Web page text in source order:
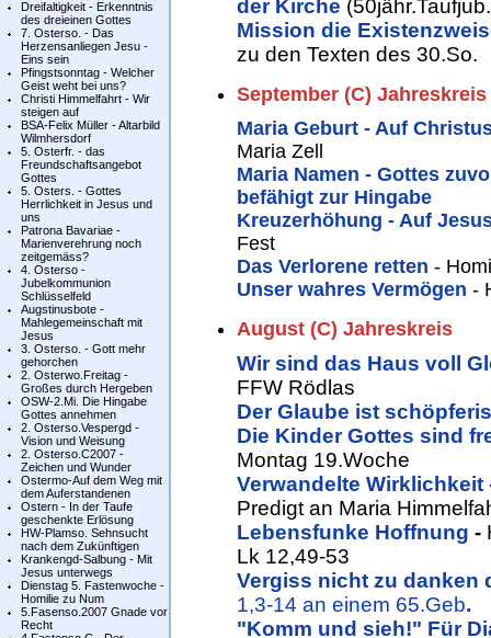
Dreifaltigkeit - Erkenntnis
des dreieinen Gottes
7. Osterso. - Das
Herzensanliegen Jesu -
Eins sein
Pfingstsonntag - Welcher
Geist weht bei uns?
Christi Himmelfahrt - Wir
steigen auf
BSA-Felix Müller - Altarbild
Wilmhersdorf
5. Osterfr. - das
Freundschaftsangebot
Gottes
5. Osters. - Gottes
Herrlichkeit in Jesus und
uns
Patrona Bavariae -
Marienverehrung noch
zeitgemäss?
4. Osterso -
Jubelkommunion
Schlüsselfeld
Augstinusbote -
Mahlegemeinschaft mit
Jesus
3. Osterso. - Gott mehr
gehorchen
2. Osterwo.Freitag -
Großes durch Hergeben
OSW-2.Mi. Die Hingabe
Gottes annehmen
2. Osterso.Vespergd -
Vision und Weisung
2. Osterso.C2007 -
Zeichen und Wunder
Ostermo-Auf dem Weg mit
dem Auferstandenen
Ostern - In der Taufe
geschenkte Erlösung
HW-Plamso. Sehnsucht
nach dem Zukünftigen
Krankengd-Salbung - Mit
Jesus unterwegs
Dienstag 5. Fastenwoche -
Homilie zu Num
5.Fasenso.2007 Gnade vor
Recht
der Kirche
Mission die
zu den Texten des 30.So.
September (C) Jahreskreis
Maria Geburt - Auf
Maria Zell
Maria Namen - Gottes
befähigt zur Hingabe
Kreuzerhöhung - Auf
Fest
Das Verlorene retten -
Unser wahres Vermögen -
August (C) Jahreskreis
Wir sind das Haus voll
FFW Rödlas
Der Glaube ist
Die Kinder Gottes sind
Montag 19.Woche
Verwandelte
Predigt an Maria
Lebensfunke Hoffnung -
Lk 12,49-53
Vergiss nicht zu danken
1,3-14 an einem 65.Geb.
"Komm und sieh!" Für